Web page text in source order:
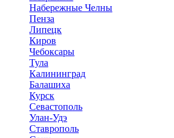
Набережные Челны
Пенза
Липецк
Киров
Чебоксары
Тула
Калининград
Балашиха
Курск
Севастополь
Улан-Удэ
Ставрополь